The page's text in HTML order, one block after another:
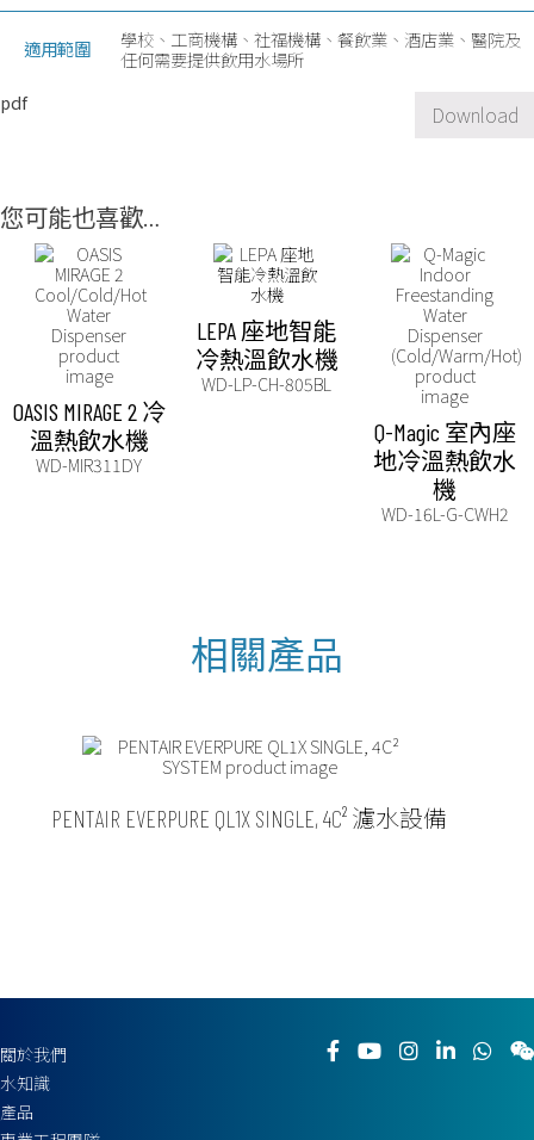
適用範圍
學校、工商機構、社福機構、餐飲業、酒店業、醫院及
任何需要提供飲用水場所
pdf
Download
您可能也喜歡…
OASIS MIRAGE 2 冷
溫熱飲水機
WD-MIR311DY
LEPA 座地智能
冷熱溫飲水機
WD-LP-CH-805BL
Q-Magic 室內座
地冷溫熱飲水
機
WD-16L-G-CWH2
PENTAIR EVERPURE QL1X SINGLE, 4C² 濾水設備
關於我們
水知識
產品